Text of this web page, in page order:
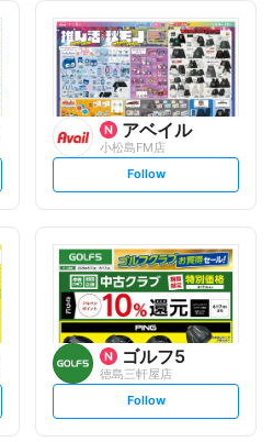
l
o
w
アベイル
小松島FM店
s
t
l
o
w
Follow
ゴルフ5
徳島三軒屋店
s
t
Follow